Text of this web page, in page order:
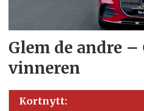
Glem de andre –
vinneren
Kortnytt: